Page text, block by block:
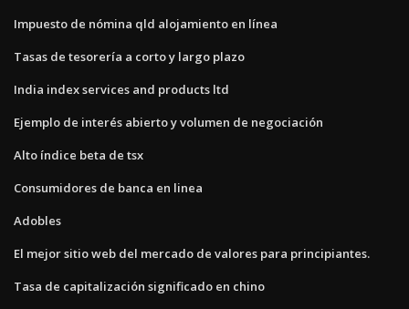
Impuesto de nómina qld alojamiento en línea
Tasas de tesorería a corto y largo plazo
India index services and products ltd
Ejemplo de interés abierto y volumen de negociación
Alto índice beta de tsx
Consumidores de banca en linea
Adobles
El mejor sitio web del mercado de valores para principiantes.
Tasa de capitalización significado en chino